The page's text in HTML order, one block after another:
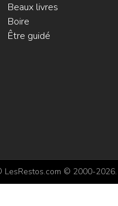
Beaux livres
Boire
Être guidé
LesRestos.com © 2000-